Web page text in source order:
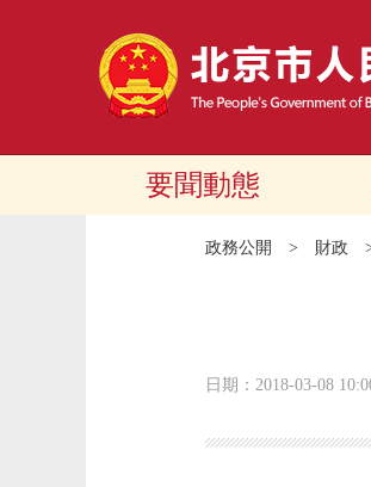
要聞動態
政務公開 > 財政
日期：2018-03-08